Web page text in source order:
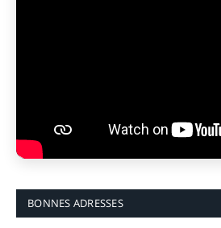
BONNES ADRESSES